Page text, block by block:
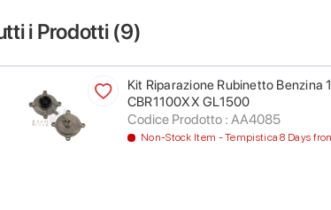
i Prodotti (9)
Kit Riparazione Rubinetto
CBR1100XX GL1500
Codice Prodotto : AA4085
Non-Stock Item - Tempistica 8 Days